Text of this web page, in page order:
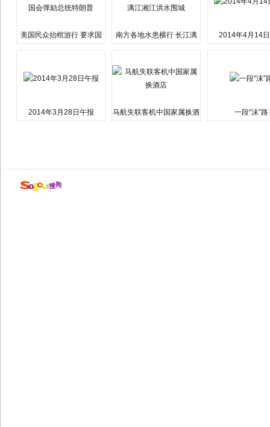
美国民众抬棺游行 要求国
南方各地水患横行 长江漓
2014年4月14
2014年3月28日午报
马航失联客机中国家属换酒
一段“沫”路